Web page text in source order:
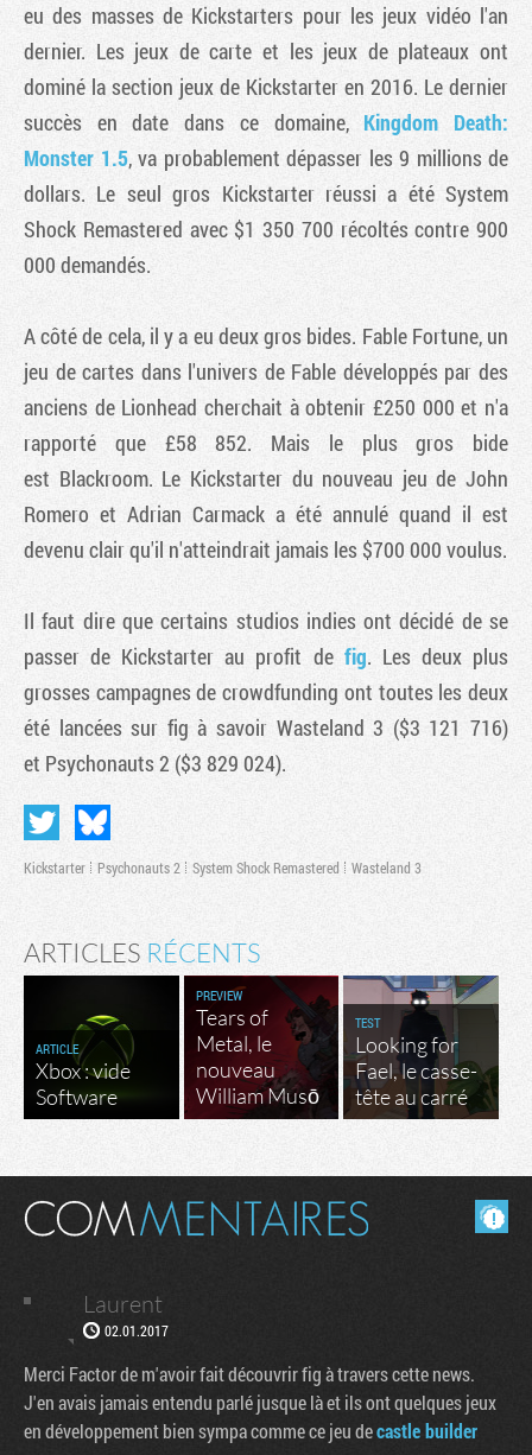
eu des masses de Kickstarters pour les jeux vidéo l'an
dernier. Les jeux de carte et les jeux de plateaux ont
dominé la section jeux de Kickstarter en 2016. Le dernier
succès en date dans ce domaine, Kingdom Death:
Monster 1.5, va probablement dépasser les 9 millions de
dollars. Le seul gros Kickstarter réussi a été System
Shock Remastered avec $1 350 700 récoltés contre 900
000 demandés.
A côté de cela, il y a eu deux gros bides. Fable Fortune, un
jeu de cartes dans l'univers de Fable développés par des
anciens de Lionhead cherchait à obtenir £250 000 et n'a
rapporté que £58 852. Mais le plus gros bide
est Blackroom. Le Kickstarter du nouveau jeu de John
Romero et Adrian Carmack a été annulé quand il est
devenu clair qu'il n'atteindrait jamais les $700 000 voulus.
Il faut dire que certains studios indies ont décidé de se
passer de Kickstarter au profit de fig. Les deux plus
grosses campagnes de crowdfunding ont toutes les deux
été lancées sur fig à savoir Wasteland 3 ($3 121 716)
et Psychonauts 2 ($3 829 024).
Kickstarter Psychonauts 2 System Shock Remastered Wasteland 3
ARTICLES RÉCENTS
ARTICLE
Xbox : vide
Software
PREVIEW
Tears of
Metal, le
nouveau
William Musō
TEST
Looking for
Fael, le casse-
tête au carré
Masquer les commentaires lus.
Laurent
02.01.2017
Merci Factor de m'avoir fait découvrir fig à travers cette news.
J'en avais jamais entendu parlé jusque là et ils ont quelques jeux
en développement bien sympa comme ce jeu decastle builder
Tribune